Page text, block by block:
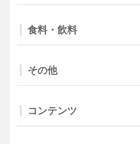
食料・飲料
その他
コンテンツ